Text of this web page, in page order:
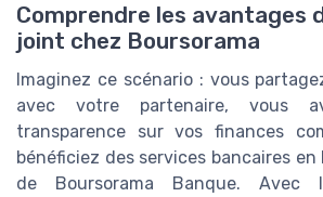
Comprendre les avantages
joint chez Boursorama
Imaginez ce scénario : vous
avec votre partenaire, vous
transparence sur vos finances
bénéficiez des services bancaires
de Boursorama Banque.